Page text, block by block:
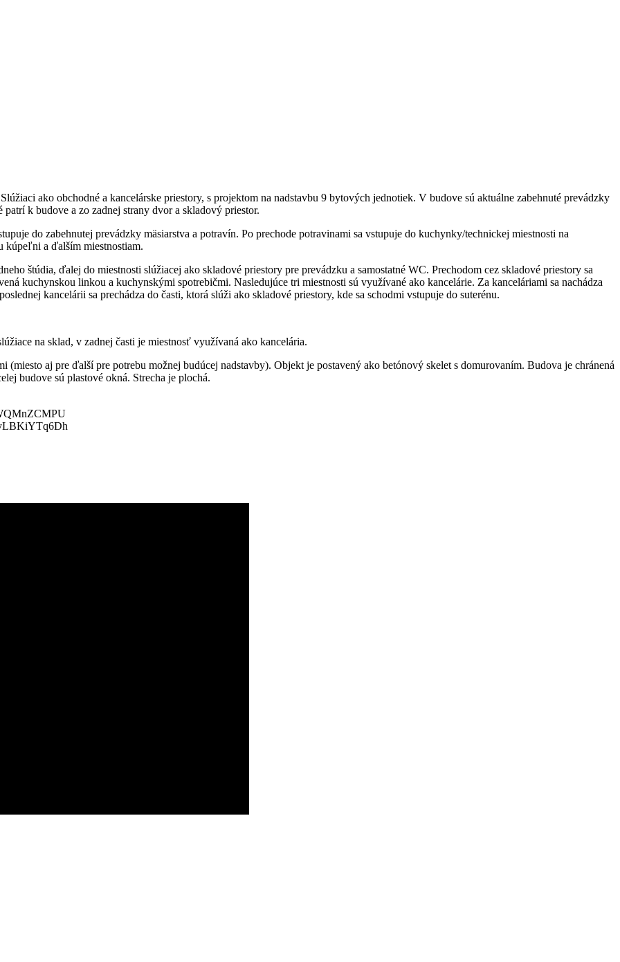
ako obchodné a kancelárske priestory, s projektom na nadstavbu 9 bytových jednotiek. V budove sú aktuálne zabehnuté prevádzky
k budove a zo zadnej strany dvor a skladový priestor.
do zabehnutej prevádzky mäsiarstva a potravín. Po prechode potravinami sa vstupuje do kuchynky/technickej miestnosti na
kúpeľni a ďalším miestnostiam.
štúdia, ďalej do miestnosti slúžiacej ako skladové priestory pre prevádzku a samostatné WC. Prechodom cez skladové priestory sa
kuchynskou linkou a kuchynskými spotrebičmi. Nasledujúce tri miestnosti sú využívané ako kancelárie. Za kanceláriami sa nachádza
kancelárii sa prechádza do časti, ktorá slúži ako skladové priestory, kde sa schodmi vstupuje do suterénu.
na sklad, v zadnej časti je miestnosť využívaná ako kancelária.
aj pre ďalší pre potrebu možnej budúcej nadstavby). Objekt je postavený ako betónový skelet s domurovaním. Budova je chránená
budove sú plastové okná. Strecha je plochá.